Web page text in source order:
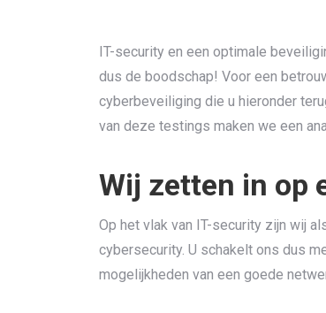
IT-security en een optimale
dus de boodschap! Voor een
cyberbeveiliging die u hieronder
van deze testings maken we een
Wij zetten in op
Op het vlak van IT-security zijn wij
cybersecurity. U schakelt ons dus
mogelijkheden van een goede